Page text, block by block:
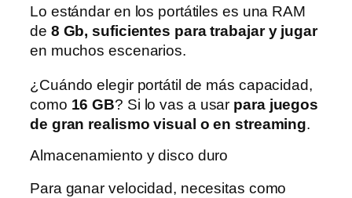
Lo estándar en los portátiles es una RAM
de 8 Gb, suficientes para trabajar y jugar
en muchos escenarios.
¿Cuándo elegir portátil de más capacidad,
como 16 GB? Si lo vas a usar para juegos
de gran realismo visual o en streaming.
Almacenamiento y disco duro
Para ganar velocidad, necesitas como